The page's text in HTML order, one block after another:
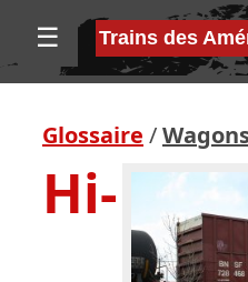
☰ Trains des
Glossaire /
Hi-